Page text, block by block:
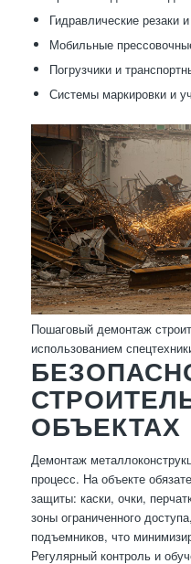
Гидравлические резаки
Мобильные
Погрузчики и
Системы маркировки и
Пошаговый демонтаж
использованием
ОБЪЕКТАХ
Демонтаж
процесс. На объекте
защиты: каски, очки,
зоны ограниченного
подъемников, что
Регулярный контроль и